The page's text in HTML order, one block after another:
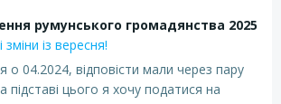
румунського громадянства 2025
із вересня!
о 04.2024, відповісти мали через пару
підставі цього я хочу податися на